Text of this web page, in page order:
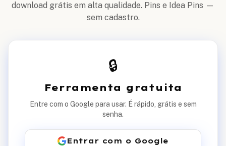
download grátis em alta qualidade. Pins e Idea Pins —
sem cadastro.
🔒
Ferramenta gratuita
Entre com o Google para usar. É rápido, grátis e sem
senha.
Entrar com o Google